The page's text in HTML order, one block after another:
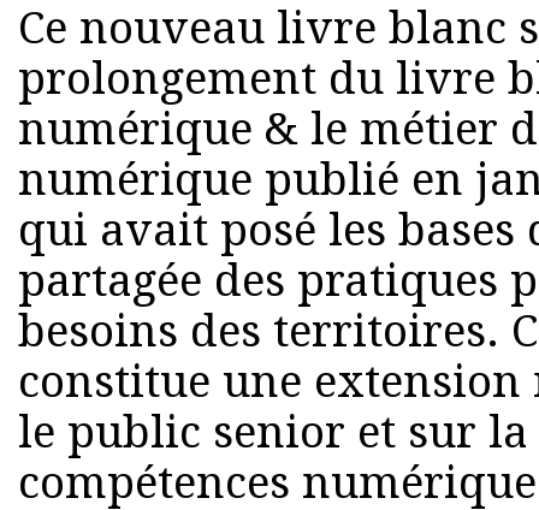
Ce nouveau livre blanc
prolongement du livre
numérique & le métier
numérique publié en
qui avait posé les bases
partagée des pratiques
besoins des territoires.
constitue une
le public senior et sur
compétences